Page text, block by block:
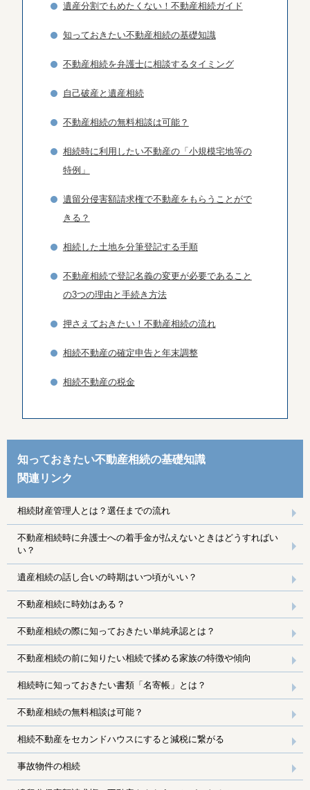
遺産分割でもめたくない！不動産相続ガイド
知っておきたい不動産相続の基礎知識
不動産相続を弁護士に相談するタイミング
自己破産と遺産相続
不動産相続の無料相談は可能？
相続時に利用したい不動産の「小規模宅地等の
特例」
遺留分侵害額請求権で不動産をもらうことがで
きる？
相続した土地を分筆登記する手順
不動産相続で登記名義の変更が必要であること
の3つの理由と手続き方法
押さえておきたい！不動産相続の流れ
相続不動産の確定申告と年末調整
相続不動産の税金
知っておきたい不動産相続の基礎知識
関連リンク
相続財産管理人とは？選任までの流れ
不動産相続時に弁護士への着手金が払えないときはどうすればい
い？
遺産相続の話し合いの時期はいつ頃がいい？
不動産相続に時効はある？
不動産相続の際に知っておきたい単純承認とは？
不動産相続の前に知りたい相続で揉める家族の特徴や傾向
相続時に知っておきたい書類「名寄帳」とは？
不動産相続の無料相談は可能？
相続不動産をセカンドハウスにすると減税に繋がる
事故物件の相続